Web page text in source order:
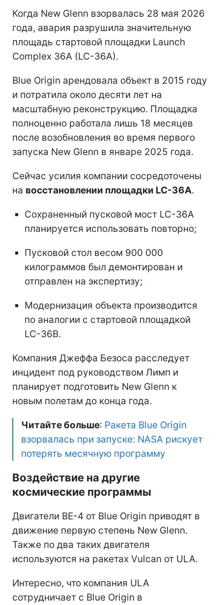
Когда New Glenn взорвалась 28 мая 2026
года, авария разрушила значительную
площадь стартовой площадки Launch
Complex 36A (LC-36A).
Blue Origin арендовала объект в 2015 году
и потратила около десяти лет на
масштабную реконструкцию. Площадка
полноценно работала лишь 18 месяцев
после возобновления во время первого
запуска New Glenn в январе 2025 года.
Сейчас усилия компании сосредоточены
на восстановлении площадки LC-36A.
Сохраненный пусковой мост LC-36A
планируется использовать повторно;
Пусковой стол весом 900 000
килограммов был демонтирован и
отправлен на экспертизу;
Модернизация объекта производится
по аналогии с стартовой площадкой
LC-36B.
Компания Джеффа Безоса расследует
инцидент под руководством Лимп и
планирует подготовить New Glenn к
новым полетам до конца года.
Читайте больше: Ракета Blue Origin
взорвалась при запуске: NASA рискует
потерять месячную программу
Воздействие на другие
космические программы
Двигатели BE-4 от Blue Origin приводят в
движение первую степень New Glenn.
Также по два таких двигателя
используются на ракетах Vulcan от ULA.
Интересно, что компания ULA
сотрудничает с Blue Origin в